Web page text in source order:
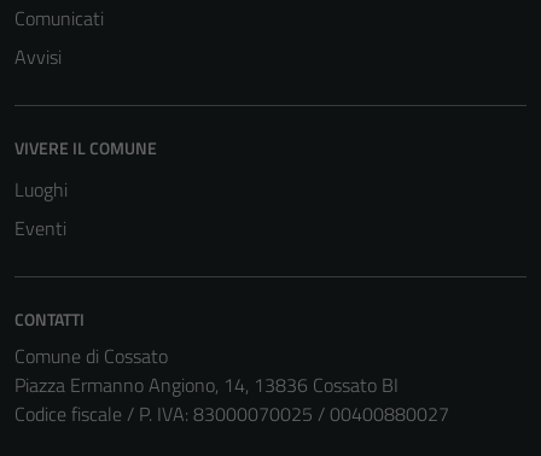
Comunicati
Avvisi
VIVERE IL COMUNE
Luoghi
Eventi
CONTATTI
Comune di Cossato
Piazza Ermanno Angiono, 14, 13836 Cossato BI
Codice fiscale / P. IVA: 83000070025 / 00400880027
Tecnici
funzionamento
del sito e non